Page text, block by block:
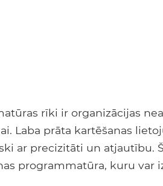
rīki ir organizācijas
Laba prāta kartēšanas
ar precizitāti un atjautību.
programmatūra, kuru var